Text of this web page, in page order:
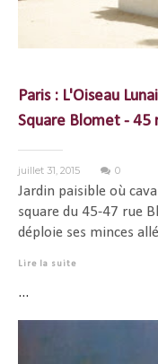
Paris : L'Oiseau
Square Blomet - 45
juillet 31, 2015 0
Jardin paisible où
square du 45-47 rue
déploie ses minces
Lire la suite
...